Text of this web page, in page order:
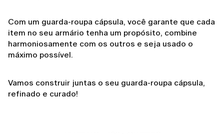
Com um guarda-roupa cápsula, você garante que cada
item no seu armário tenha um propósito, combine
harmoniosamente com os outros e seja usado o
máximo possível.
Vamos construir juntas o seu guarda-roupa cápsula,
refinado e curado!